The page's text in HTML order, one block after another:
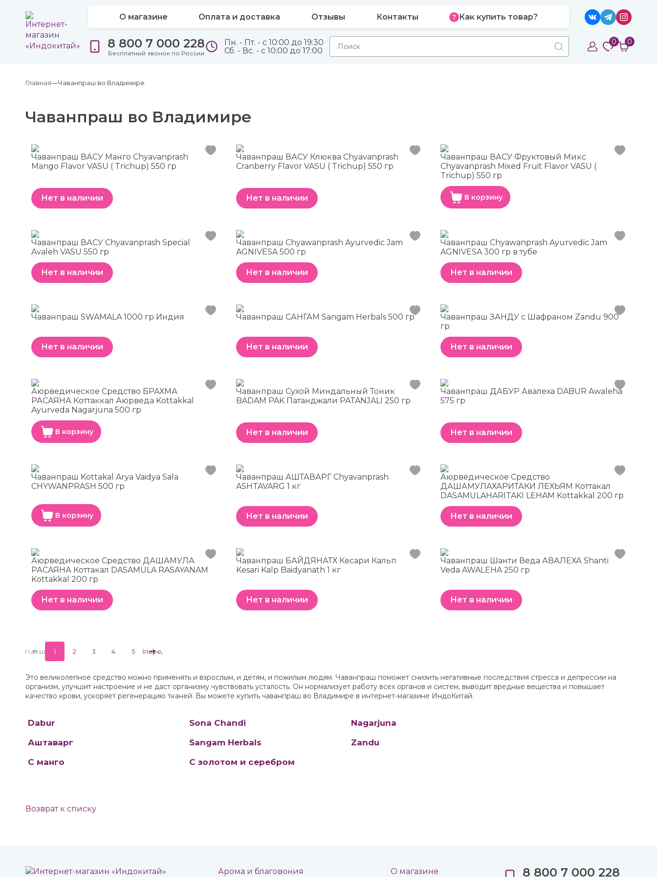
О магазине Оплата и доставка Отзывы Контакты Как купить товар?
8 800 7 000 228
Бесплатный звонок по России
Пн. - Пт. - с 10:00 до 19:30
Сб. - Вс. - с 10:00 до 17:00
0 0
Главная Чаванпраш во Владимире
Чаванпраш во Владимире
Чаванпраш ВАСУ Манго Chyavanprash
Mango Flavor VASU ( Trichup) 550 гр
Нет в наличии
Чаванпраш ВАСУ Клюква Chyavanprash
Cranberry Flavor VASU ( Trichup) 550 гр
Нет в наличии
Чаванпраш ВАСУ Фруктовый Микс
Chyavanprash Mixed Fruit Flavor VASU (
Trichup) 550 гр
В корзину
Чаванпраш ВАСУ Chyavanprash Special
Avaleh VASU 550 гр
Нет в наличии
Чаванпраш Chyawanprash Ayurvedic Jam
AGNIVESA 500 гр
Нет в наличии
Чаванпраш Chyawanprash Ayurvedic Jam
AGNIVESA 300 гр в тубе
Нет в наличии
Чаванпраш SWAMALA 1000 гр Индия
Нет в наличии
Чаванпраш САНГАМ Sangam Herbals 500 гр
Нет в наличии
Чаванпраш ЗАНДУ с Шафраном Zandu 900
гр
Нет в наличии
Аюрведическое Средство БРАХМА
РАСАЯНА Коттаккал Аюрведа Kottakkal
Ayurveda Nagarjuna 500 гр
В корзину
Чаванпраш Сухой Миндальный Тоник
BADAM PAK Патанджали PATANJALI 250 гр
Нет в наличии
Чаванпраш ДАБУР Авалеха DABUR Awaleha
575 гр
Нет в наличии
Чаванпраш Kottakal Arya Vaidya Sala
CHYWANPRASH 500 гр
В корзину
Чаванпраш АШТАВАРГ Chyavanprash
ASHTAVARG 1 кг
Нет в наличии
Аюрведическое Средство
ДАШАМУЛАХАРИТАКИ ЛЕХЬЯМ Коттакал
DASAMULAHARITAKI LEHAM Kottakkal 200 гр
Нет в наличии
Аюрведическое Средство ДАШАМУЛА
РАСАЯНА Коттакал DASAMULA RASAYANAM
Kottakkal 200 гр
Нет в наличии
Чаванпраш БАЙДЯНАТХ Кесари Кальп
Kesari Kalp Baidyanath 1 кг
Нет в наличии
Чаванпраш Шанти Веда АВАЛЕХА Shanti
Veda AWALEHA 250 гр
Нет в наличии
Назад 1 2 3 4 5 Вперед
Это великолепное средство можно применять и взрослым, и детям, и пожилым людям. Чаванпраш поможет снизить негативные последствия стресса и депрессии на
организм, улучшит настроение и не даст организму чувствовать усталость. Он нормализует работу всех органов и систем, выводит вредные вещества и повышает
качество крови, ускоряет регенерацию тканей. Вы можете купить чаванпраш во Владимире в интернет-магазине ИндоКитай.
Dabur Sona Chandi
Nagarjuna
Аштаварг
Sangam Herbals
Zandu
C манго
С золотом и серебром
Возврат к списку
Арома и благовония О магазине 8 800 7 000 228